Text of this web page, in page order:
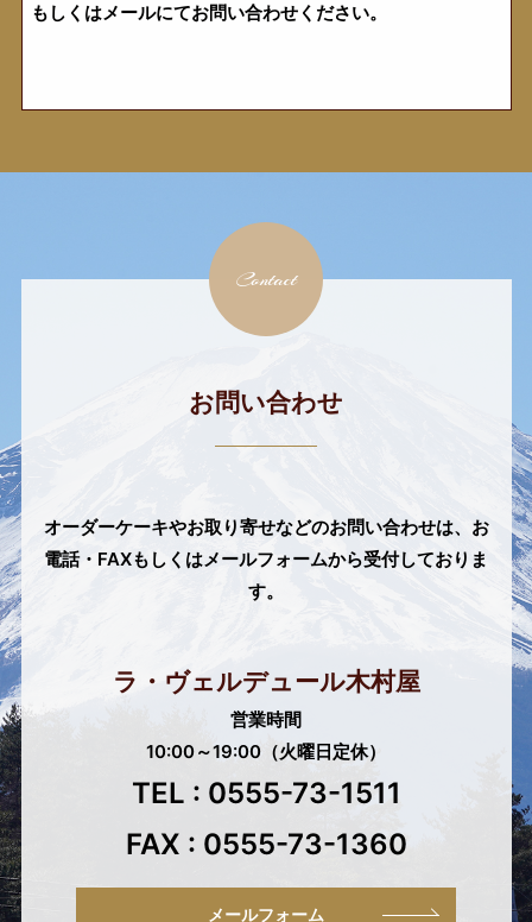
もしくはメールにてお問い合わせください。
Contact
お問い合わせ
オーダーケーキやお取り寄せなどのお問い合わせは、 お
電話・FAXもしくはメールフォームから受付しておりま
す。
ラ・ヴェルデュール木村屋
営業時間
10:00～19:00（火曜日定休）
TEL : 0555-73-1511
FAX : 0555-73-1360
メールフォーム